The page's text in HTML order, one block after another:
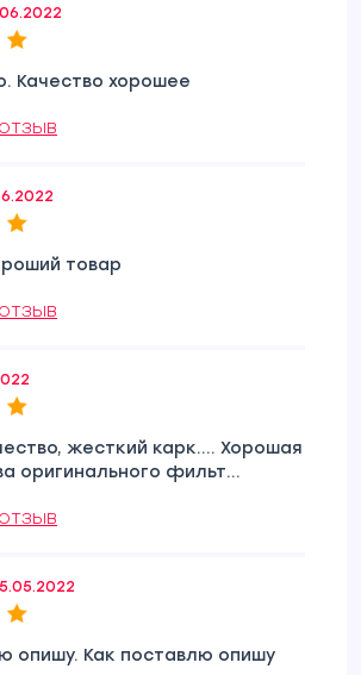
Качество хорошее
товар
жесткий карк.... Хорошая
оригинального фильт...
опишу. Как поставлю опишу